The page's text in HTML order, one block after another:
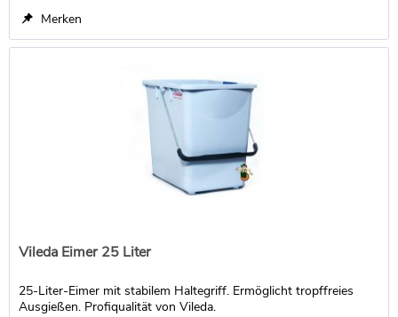
Merken
Vileda Eimer 25 Liter
25-Liter-Eimer mit stabilem Haltegriff. Ermöglicht tropffreies
Ausgießen. Profiqualität von Vileda.